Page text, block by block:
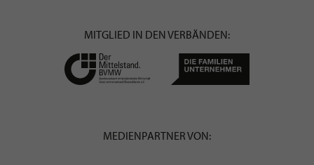
MITGLIED IN DEN VERBÄNDEN:
MEDIENPARTNER VON: